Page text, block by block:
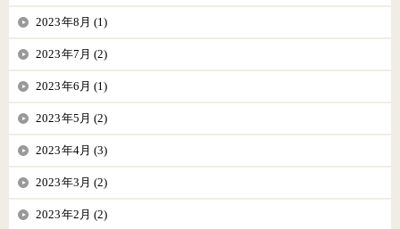
2023年8月 (1)
2023年7月 (2)
2023年6月 (1)
2023年5月 (2)
2023年4月 (3)
2023年3月 (2)
2023年2月 (2)